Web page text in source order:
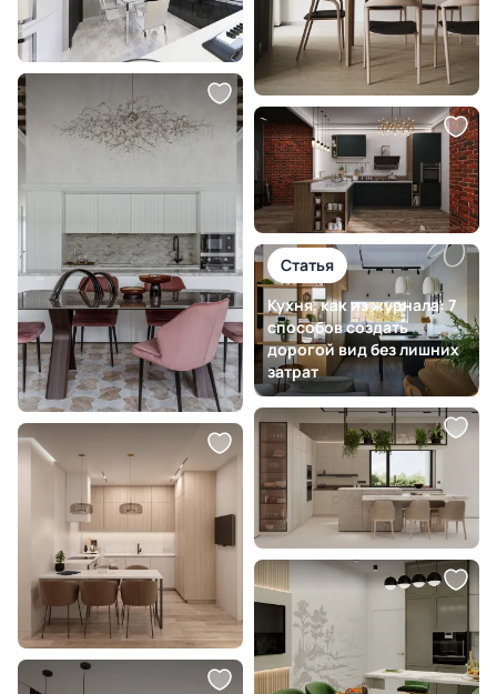
Статья
Кухня, как из журнала: 7
способов создать
дорогой вид без лишних
затрат